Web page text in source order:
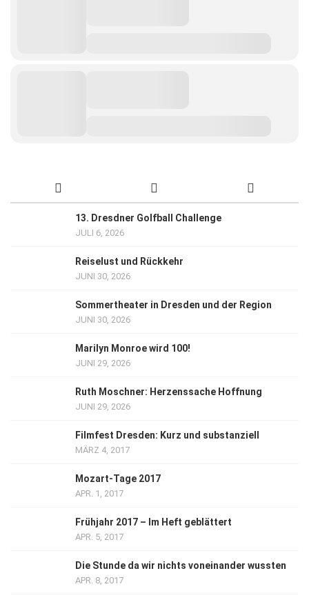
13. Dresdner Golfball Challenge
JULI 6, 2026
Reiselust und Rückkehr
JUNI 30, 2026
Sommertheater in Dresden und der Region
JUNI 30, 2026
Marilyn Monroe wird 100!
JUNI 29, 2026
Ruth Moschner: Herzenssache Hoffnung
JUNI 29, 2026
Filmfest Dresden: Kurz und substanziell
MÄRZ 4, 2017
Mozart-Tage 2017
APR. 1, 2017
Frühjahr 2017 – Im Heft geblättert
APR. 5, 2017
Die Stunde da wir nichts voneinander wussten
APR. 8, 2017